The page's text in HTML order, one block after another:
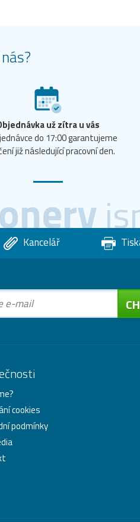
už zítra u vás
do 17:00 garantujeme
již následující pracovní den.
Kancelář
cookies
podmínky